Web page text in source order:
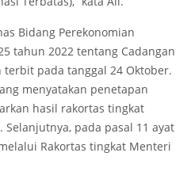
Bidang Perekonomian
tahun 2022 tentang Cadangan
terbit pada tanggal 24 Oktober.
menyatakan penetapan
hasil rakortas tingkat
pada pasal 11 ayat
Rakortas tingkat Menteri